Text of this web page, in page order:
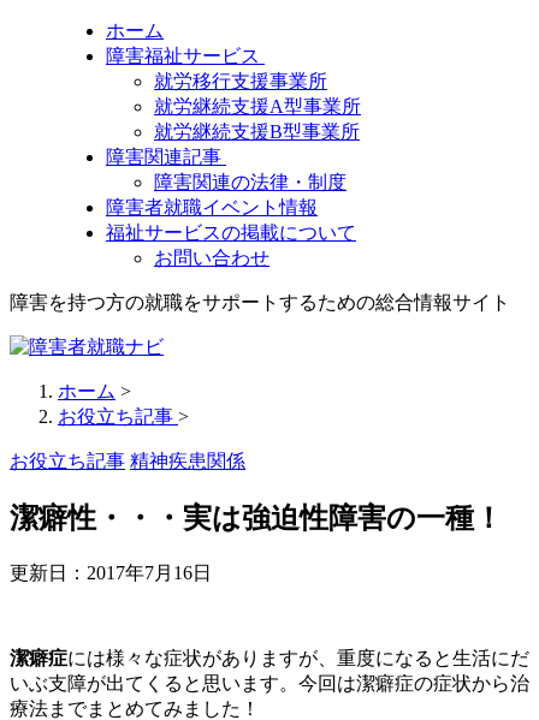
ホーム
障害福祉サービス
就労移行支援事業所
就労継続支援A型事業所
就労継続支援B型事業所
障害関連記事
障害関連の法律・制度
障害者就職イベント情報
福祉サービスの掲載について
お問い合わせ
障害を持つ方の就職をサポートするための総合情報サイト
ホーム >
お役立ち記事 >
お役立ち記事 精神疾患関係
潔癖性・・・実は強迫性障害の一種！
更新日： 2017年7月16日
潔癖症には様々な症状がありますが、重度になると生活にだ
いぶ支障が出てくると思います。今回は潔癖症の症状から治
療法までまとめてみました！